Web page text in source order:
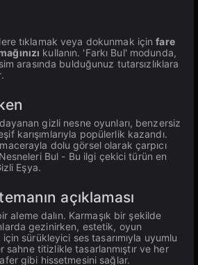
tıklamak veya dokunmak içinfare
kullanın. 'Farkı Bul' modunda,
arasında bulduğunuz tutarsızlıklara
gizli nesne oyunları, benzersiz
karışımlarıyla popülerlik kazandı.
dolu görsel olarak çarpıcı
Bul - Bu ilgi çekici türün en
Eşya.
açıklaması
aleme dalın. Karmaşık bir şekilde
gezinirken, estetik, oyun
sürükleyici ses tasarımıyla uyumlu
sahne titizlikle tasarlanmıştır ve her
gibi hissetmesini sağlar.